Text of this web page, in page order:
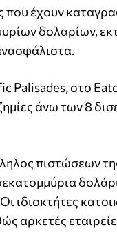
έχουν
δολαρίων,
Palisades, στο
άνω των 8
πιστώσεων
ιδιοκτήτες
αρκετές